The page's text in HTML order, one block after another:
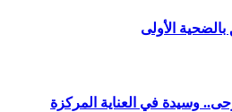
الأولى
وسيدة في العناية المركزة